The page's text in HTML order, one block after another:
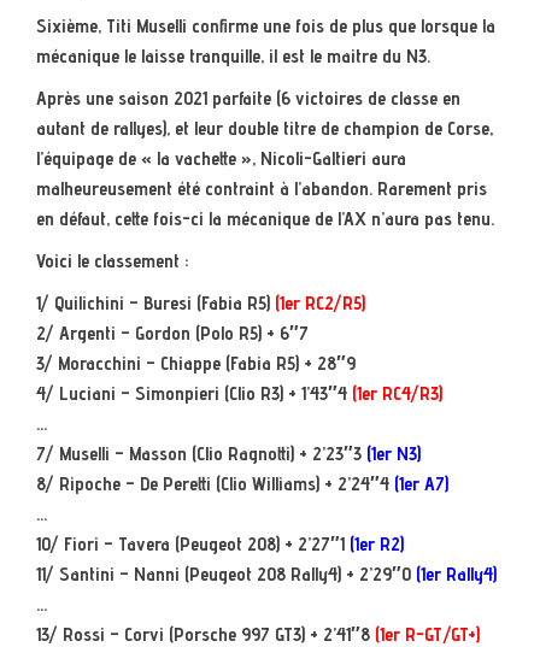
Sixième, Titi Muselli confirme une fois de plus que lorsque la
mécanique le laisse tranquille, il est le maitre du N3.
Après une saison 2021 parfaite (6 victoires de classe en
autant de rallyes), et leur double titre de champion de Corse,
l’équipage de « la vachette », Nicoli-Galtieri aura
malheureusement été contraint à l’abandon. Rarement pris
en défaut, cette fois-ci la mécanique de l’AX n’aura pas tenu.
Voici le classement :
1/ Quilichini – Buresi (Fabia R5) (1er RC2/R5)
2/ Argenti – Gordon (Polo R5) + 6″7
3/ Moracchini – Chiappe (Fabia R5) + 28″9
4/ Luciani – Simonpieri (Clio R3) + 1’43″4 (1er RC4/R3)
…
7/ Muselli – Masson (Clio Ragnotti) + 2’23″3 (1er N3)
8/ Ripoche – De Peretti (Clio Williams) + 2’24″4 (1er A7)
…
10/ Fiori – Tavera (Peugeot 208) + 2’27″1 (1er R2)
11/ Santini – Nanni (Peugeot 208 Rally4) + 2’29″0 (1er Rally4)
…
13/ Rossi – Corvi (Porsche 997 GT3) + 2’41″8 (1er R-GT/GT+)